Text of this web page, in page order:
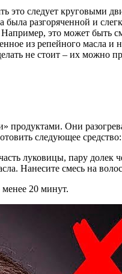
это следует круговыми
разгоряченной и
это может быть
из репейного
не стоит – их можно
продуктами. Они
следующее средство:
луковицы, пару долек
Нанесите смесь на
20 минут.